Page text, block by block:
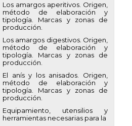
Los amargos aperitivos. Origen,
método de elaboración y
tipología. Marcas y zonas de
producción.
Los amargos digestivos. Origen,
método de elaboración y
tipología. Marcas y zonas de
producción.
El anís y los anisados. Origen,
método de elaboración y
tipología. Marcas y zonas de
producción.
Equipamiento, utensilios y
herramientas necesarias para la